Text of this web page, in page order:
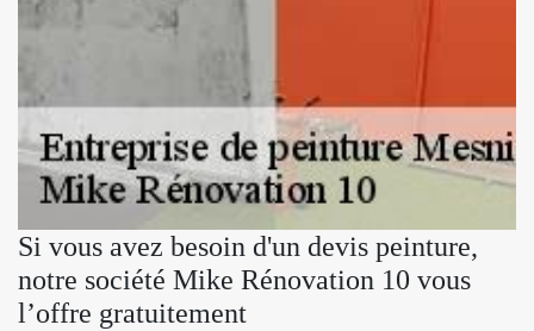
Si vous avez besoin d'un devis peinture,
notre société Mike Rénovation 10 vous
l’offre gratuitement